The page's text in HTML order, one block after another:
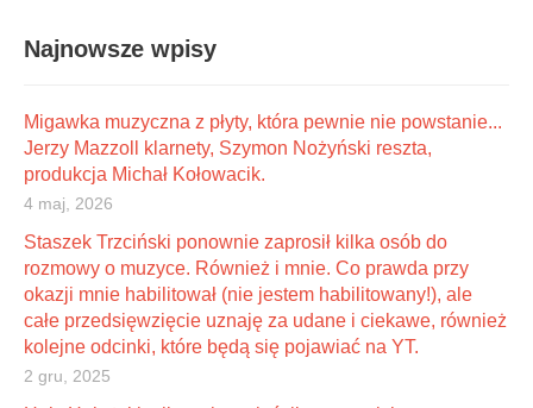
Najnowsze wpisy
Migawka muzyczna z płyty, która pewnie nie powstanie...
Jerzy Mazzoll klarnety, Szymon Nożyński reszta,
produkcja Michał Kołowacik.
4 maj, 2026
Staszek Trzciński ponownie zaprosił kilka osób do
rozmowy o muzyce. Również i mnie. Co prawda przy
okazji mnie habilitował (nie jestem habilitowany!), ale
całe przedsięwzięcie uznaję za udane i ciekawe, również
kolejne odcinki, które będą się pojawiać na YT.
2 gru, 2025